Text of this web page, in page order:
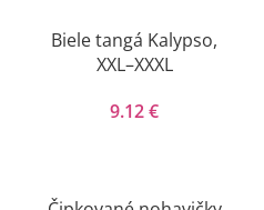
Biele tangá Kalypso,
XXL–XXXL
9.12€